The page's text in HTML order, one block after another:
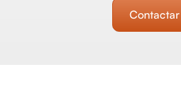
Contactar